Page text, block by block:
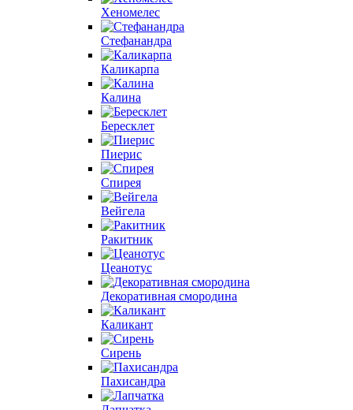
Хеномелес
Стефанандра
Каликарпа
Калина
Бересклет
Пиерис
Спирея
Вейгела
Ракитник
Цеанотус
Декоративная смородина
Каликант
Сирень
Пахисандра